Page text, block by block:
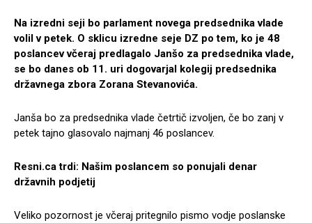
Na izredni seji bo parlament novega predsednika vlade
volil v petek. O sklicu izredne seje DZ po tem, ko je 48
poslancev včeraj predlagalo Janšo za predsednika vlade,
se bo danes ob 11. uri dogovarjal kolegij predsednika
državnega zbora Zorana Stevanovića.
Janša bo za predsednika vlade četrtič izvoljen, če bo zanj v
petek tajno glasovalo najmanj 46 poslancev.
Resni.ca trdi: Našim poslancem so ponujali denar
državnih podjetij
Veliko pozornost je včeraj pritegnilo pismo vodje poslanske